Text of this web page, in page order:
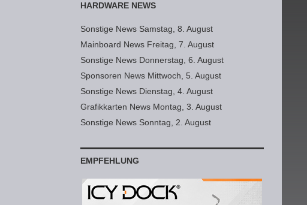
HARDWARE NEWS
Sonstige News Samstag, 8. August
Mainboard News Freitag, 7. August
Sonstige News Donnerstag, 6. August
Sponsoren News Mittwoch, 5. August
Sonstige News Dienstag, 4. August
Grafikkarten News Montag, 3. August
Sonstige News Sonntag, 2. August
EMPFEHLUNG